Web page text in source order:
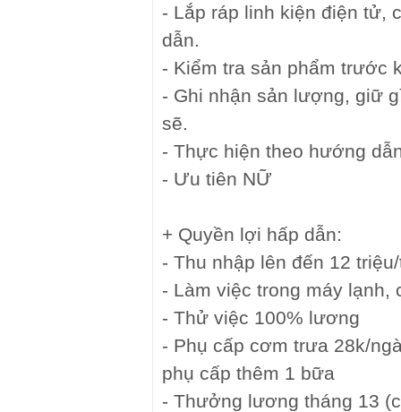
- Lắp ráp linh kiện điện tử,
dẫn.
- Kiểm tra sản phẩm trước
- Ghi nhận sản lượng, giữ
sẽ.
- Thực hiện theo hướng
- Ưu tiên NỮ
+ Quyền lợi hấp dẫn:
- Thu nhập lên đến 12
- Làm việc trong máy lạnh,
- Thử việc 100% lương
- Phụ cấp cơm trưa 28k/
phụ cấp thêm 1 bữa
- Thưởng lương tháng 13